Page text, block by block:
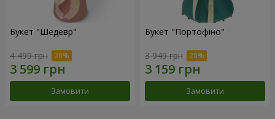
Букет "Шедевр"
4 499 грн
Замовити
Букет "Портофіно"
3 949 грн
Замовити